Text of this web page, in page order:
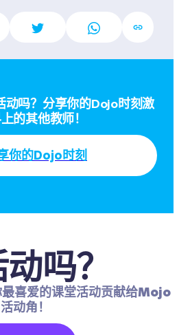
动吗？分享你的Dojo时刻激
的其他教师！
你的Dojo时刻
吗？
喜爱的课堂活动贡献给Mojo
活动角！